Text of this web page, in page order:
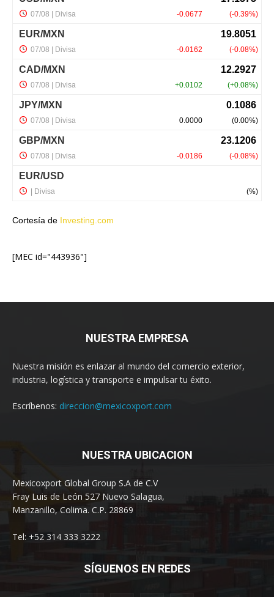
Cortesía de Investing.com
[MEC id="443936"]
NUESTRA EMPRESA
Nuestra misión es enlazar al mundo del comercio exterior,
industria, logística y transporte e impulsar tu éxito.
Escríbenos: direccion@mexicoxport.com
NUESTRA UBICACION
Mexicoxport Global Group S.A de C.V
Fray Luis de León 527 Nuevo Salagua,
Manzanillo, Colima. C.P. 28869
Tel: +52 314 333 3222
SÍGUENOS EN REDES